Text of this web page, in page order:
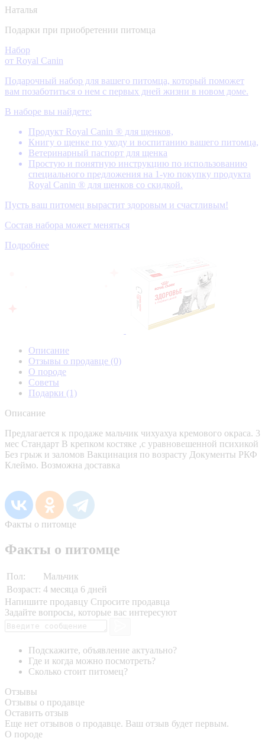
Наталья
Подарки при приобретении питомца
Набор
от Royal Canin
Подарочный набор для вашего питомца, который поможет
вам позаботиться о нем с первых дней жизни в новом доме.
В наборе вы найдете:
Продукт Royal Canin ® для щенков,
Книгу о щенке по уходу и воспитанию вашего питомца,
Ветеринарный паспорт для щенка
Простую и понятную инструкцию по использованию
специального предложения на 1-ую покупку продукта
Royal Canin ® для щенков со скидкой.
Пусть ваш питомец вырастит здоровым и счастливым!
Состав набора может меняться
Подробнее
Описание
Отзывы о продавце (0)
О породе
Советы
Подарки (1)
Описание
Предлагается к продаже мальчик чихуахуа кремового окраса. 3
мес Стандарт В крепком костяке ,с уравновешенной психикой
Без грыж и заломов Вакцинация по возрасту Документы РКФ
Клеймо. Возможна доставка
Факты о питомце
Факты о питомце
Пол:
Мальчик
Возраст: 4 месяца 6 дней
Напишите продавцу Спросите продавца
Задайте вопросы, которые вас интересуют
Подскажите, объявление актуально?
Где и когда можно посмотреть?
Сколько стоит питомец?
Отзывы
Отзывы о продавце
Оставить отзыв
Еще нет отзывов о продавце. Ваш отзыв будет первым.
О породе